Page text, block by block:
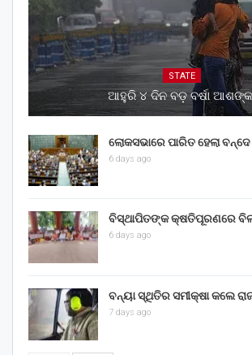
STATE
ଆହୁରି ୪ ଦିନ ବଡ଼ ବର୍ଷା
ଲୋକସଭାରେ ପାରିତ ହେଲା
6 days ago
ବିସ୍ଥାପିତଙ୍କ କ୍ଷତିପୂରଣରେ
6 days ago
ବନ୍ୟା ସ୍ଥିତିର ସମୀକ୍ଷା କଲେ
7 days ago